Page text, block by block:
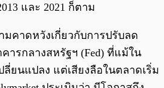
และ 2021 ก็ตาม
คาดหวังเกี่ยวกับการปรับลด
ารกลางสหรัฐฯ (Fed) ที่แม้ใน
ยนแปลง แต่เสียงลือในตลาดเริ่ม